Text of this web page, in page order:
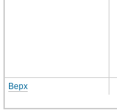
Верх